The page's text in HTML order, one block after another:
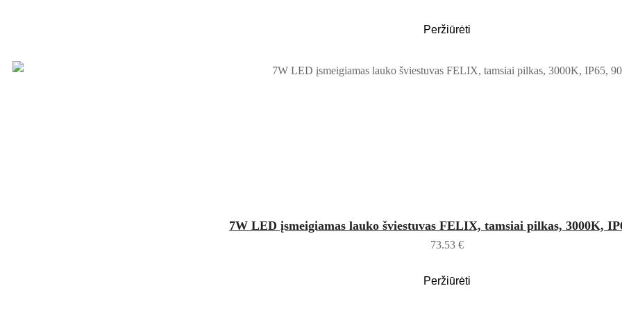
Peržiūrėti
Į KREPŠELĮ
7W LED įsmeigiamas lauko šviestuvas FELIX, tamsiai pilkas, 3000K,
73.53 €
Peržiūrėti